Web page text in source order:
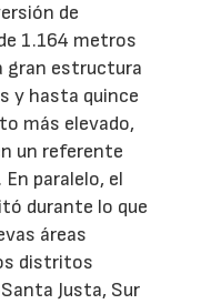
de
1.164 metros
gran estructura
y hasta quince
más elevado,
un referente
paralelo, el
durante lo que
áreas
distritos
Justa, Sur